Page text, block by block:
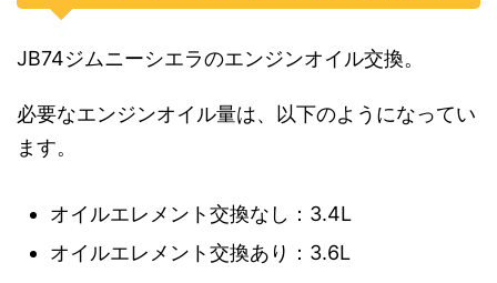
JB74ジムニーシエラのエンジンオイル交換。
必要なエンジンオイル量は、以下のようになってい
ます。
オイルエレメント交換なし：3.4L
オイルエレメント交換あり：3.6L